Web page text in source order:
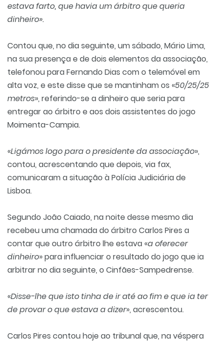
estava farto, que havia um árbitro que queria
dinheiro».
Contou que, no dia seguinte, um sábado, Mário Lima,
na sua presença e de dois elementos da associação,
telefonou para Fernando Dias com o telemóvel em
alta voz, e este disse que se mantinham os «50/25/25
metros», referindo-se a dinheiro que seria para
entregar ao árbitro e aos dois assistentes do jogo
Moimenta-Campia.
«Ligámos logo para o presidente da associação»,
contou, acrescentando que depois, via fax,
comunicaram a situação à Polícia Judiciária de
Lisboa.
Segundo João Caiado, na noite desse mesmo dia
recebeu uma chamada do árbitro Carlos Pires a
contar que outro árbitro lhe estava «a oferecer
dinheiro» para influenciar o resultado do jogo que ia
arbitrar no dia seguinte, o Cinfães-Sampedrense.
«Disse-lhe que isto tinha de ir até ao fim e que ia ter
de provar o que estava a dizer», acrescentou.
Carlos Pires contou hoje ao tribunal que, na véspera